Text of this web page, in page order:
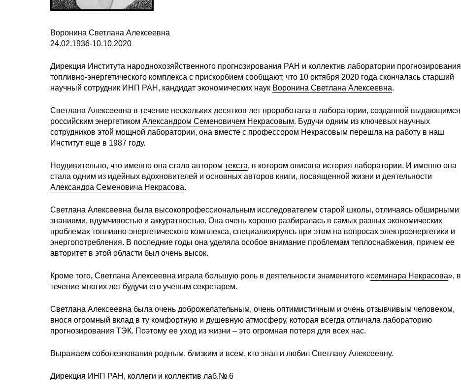
Воронина Светлана Алексеевна
24.02.1936-10.10.2020
Дирекция Института народнохозяйственного прогнозирования РАН и коллектив лаборатории прогнозирования
топливно-энергетического комплекса с прискорбием сообщают, что 10 октября 2020 года скончалась старший
научный сотрудник ИНП РАН, кандидат экономических наук Воронина Светлана Алексеевна.
Светлана Алексеевна в течение нескольких десятков лет проработала в лаборатории, созданной выдающимся
российским энергетиком Александром Семеновичем Некрасовым. Будучи одним из ключевых научных
сотрудников этой мощной лаборатории, она вместе с профессором Некрасовым перешла на работу в наш
Институт еще в 1987 году.
Неудивительно, что именно она стала автором текста, в котором описана история лаборатории. И именно она
стала одним из идейных вдохновителей и основных авторов книги, посвященной жизни и деятельности
Александра Семеновича Некрасова.
Светлана Алексеевна была высокопрофессиональным исследователем старой школы, отличаясь обширными
знаниями, вдумчивостью и аккуратностью. Она очень хорошо разбиралась в самых разных экономических
проблемах топливно-энергетического комплекса, специализируясь при этом на вопросах электроэнергетики и
энергопотребления. В последние годы она уделяла особое внимание проблемам теплоснабжения, причем ее
авторитет в этой области был очень высок.
Кроме того, Светлана Алексеевна играла большую роль в деятельности знаменитого «семинара Некрасова», в
течение многих лет будучи его ученым секретарем.
Светлана Алексеевна была очень доброжелательным, очень оптимистичным и очень отзывчивым человеком,
внося огромный вклад в ту комфортную и душевную атмосферу, которая всегда отличала лабораторию
прогнозирования ТЭК. Поэтому ее уход из жизни – это огромная потеря для всех нас.
Выражаем соболезнования родным, близким и всем, кто знал и любил Светлану Алексеевну.
Дирекция ИНП РАН, коллеги и коллектив лаб.№ 6